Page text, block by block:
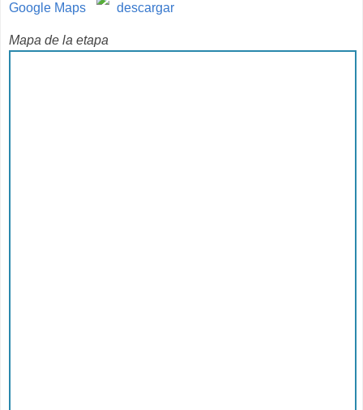
Google Maps descargar
Mapa de la etapa